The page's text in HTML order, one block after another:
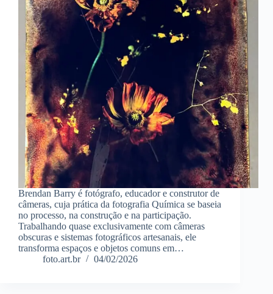
Brendan Barry é fotógrafo, educador e construtor de
câmeras, cuja prática da fotografia Química se baseia
no processo, na construção e na participação.
Trabalhando quase exclusivamente com câmeras
obscuras e sistemas fotográficos artesanais, ele
transforma espaços e objetos comuns em…
foto.art.br
04/02/2026